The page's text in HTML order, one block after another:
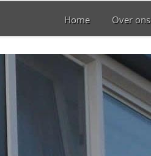
Home Over ons